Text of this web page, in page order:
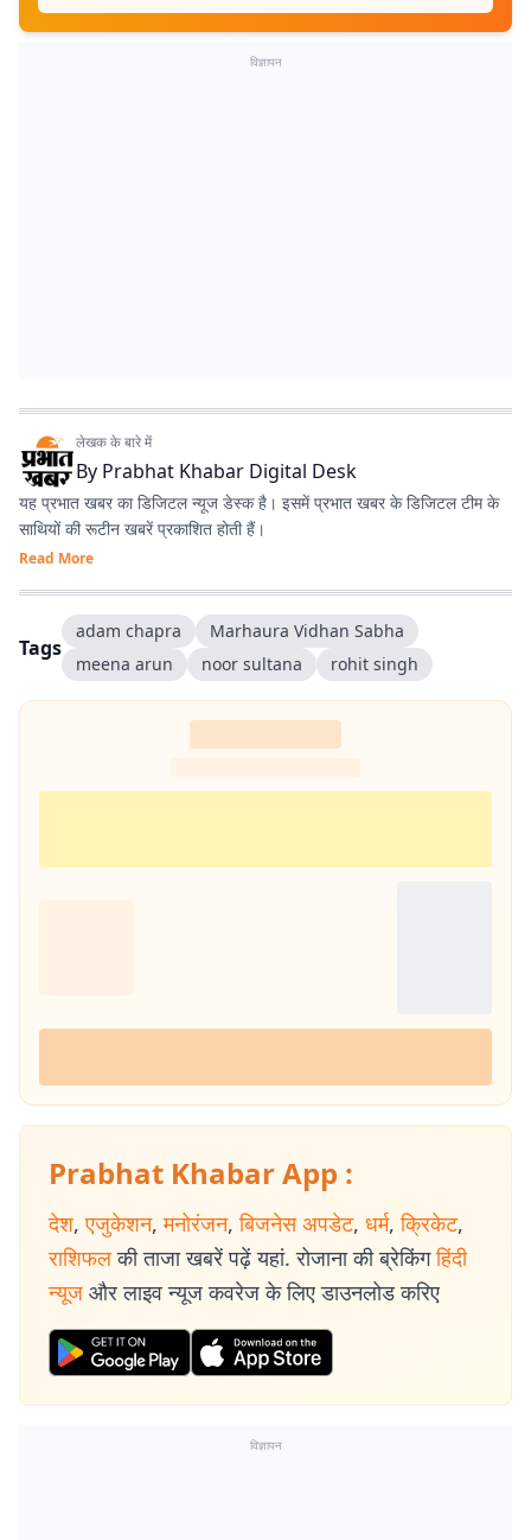
विज्ञापन
लेखक के बारे में
By Prabhat Khabar Digital Desk
यह प्रभात खबर का डिजिटल न्यूज डेस्क है। इसमें प्रभात खबर के डिजिटल टीम के
साथियों की रूटीन खबरें प्रकाशित होती हैं।
Read More
Tags
adam chapra
Marhaura Vidhan Sabha
meena arun
noor sultana rohit singh
Prabhat Khabar App :
देश, एजुकेशन, मनोरंजन, बिजनेस अपडेट, धर्म, क्रिकेट,
राशिफल की ताजा खबरें पढ़ें यहां. रोजाना की ब्रेकिंग हिंदी
न्यूज और लाइव न्यूज कवरेज के लिए डाउनलोड करिए
विज्ञापन